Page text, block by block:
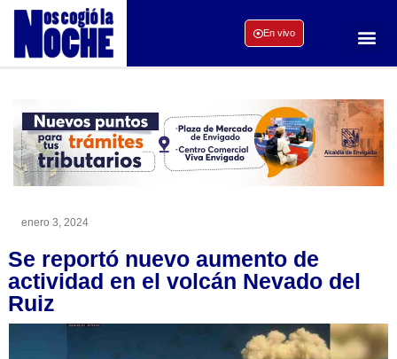
En vivo
enero 3, 2024
Se reportó nuevo aumento de
actividad en el volcán Nevado del
Ruiz